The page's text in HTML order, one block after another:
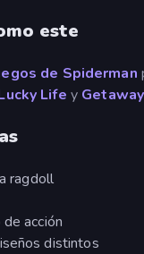
este
de Spiderman
Life y
ragdoll
acción
distintos